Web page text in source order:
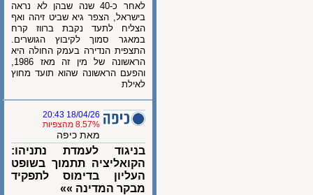
לאחר כ-40 שנה שבהן לא נראה
בישראל, הצפר גיא שביט זיהה ואף
הצליח לתעד נקבת ברווז קרח
במאגר סמוך לקיבוץ הגושרים.
התצפית הנדירה בעמק החולה היא
הראשונה של מין זה מאז 1986,
והפעם הראשונה שהוא תועד מחוץ
לאילת
18/04/26 20:43
8.57% מהצפיות
מאת כיפה
בניגוד לעמדת נתניהו:
הקואליציה תתמוך בשופט
העליון בדימוס לתפקיד
מבקר המדינה »»